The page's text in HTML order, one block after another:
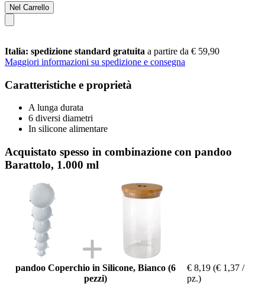
Nel Carrello
Italia: spedizione standard gratuita a partire da € 59,90
Maggiori informazioni su spedizione e consegna
Caratteristiche e proprietà
A lunga durata
6 diversi diametri
In silicone alimentare
Acquistato spesso in combinazione con pandoo
Barattolo, 1.000 ml
pandoo Coperchio in Silicone, Bianco (6
pezzi)
€ 8,19 (€ 1,37 /
pz.)